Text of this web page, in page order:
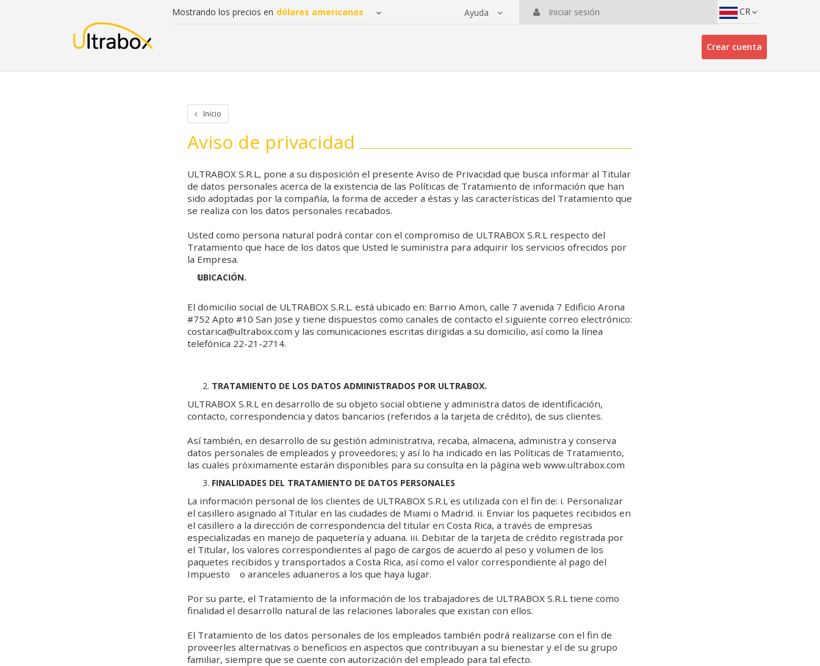
Iniciar Sesion Crear cuenta Rastreo de paquetes Otros servicios
Mostrando los precios en Ayuda Iniciar sesión CR
Crear cuenta
Inicio
Aviso de privacidad
ULTRABOX S.R.L, pone a su disposición el presente Aviso de Privacidad que busca informar al Titular
de datos personales acerca de la existencia de las Políticas de Tratamiento de información que han
sido adoptadas por la compañía, la forma de acceder a éstas y las características del Tratamiento que
se realiza con los datos personales recabados.
Usted como persona natural podrá contar con el compromiso de ULTRABOX S.R.L respecto del
Tratamiento que hace de los datos que Usted le suministra para adquirir los servicios ofrecidos por
la Empresa.
UBICACIÓN.
El domicilio social de ULTRABOX S.R.L. está ubicado en: Barrio Amon, calle 7 avenida 7 Edificio Arona
#752 Apto #10 San Jose y tiene dispuestos como canales de contacto el siguiente correo electrónico:
costarica@ultrabox.com y las comunicaciones escritas dirigidas a su domicilio, así como la línea
telefónica 22-21-2714.
TRATAMIENTO DE LOS DATOS ADMINISTRADOS POR ULTRABOX.
ULTRABOX S.R.L en desarrollo de su objeto social obtiene y administra datos de identificación,
contacto, correspondencia y datos bancarios (referidos a la tarjeta de crédito), de sus clientes.
Así también, en desarrollo de su gestión administrativa, recaba, almacena, administra y conserva
datos personales de empleados y proveedores; y así lo ha indicado en las Políticas de Tratamiento,
las cuales próximamente estarán disponibles para su consulta en la página web www.ultrabox.com
FINALIDADES DEL TRATAMIENTO DE DATOS PERSONALES
La información personal de los clientes de ULTRABOX S.R.L es utilizada con el fin de: i. Personalizar
el casillero asignado al Titular en las ciudades de Miami o Madrid. ii. Enviar los paquetes recibidos en
el casillero a la dirección de correspondencia del titular en Costa Rica, a través de empresas
especializadas en manejo de paquetería y aduana. iii. Debitar de la tarjeta de crédito registrada por
el Titular, los valores correspondientes al pago de cargos de acuerdo al peso y volumen de los
paquetes recibidos y transportados a Costa Rica, así como el valor correspondiente al pago del
Impuesto o aranceles aduaneros a los que haya lugar.
Por su parte, el Tratamiento de la información de los trabajadores de ULTRABOX S.R.L tiene como
finalidad el desarrollo natural de las relaciones laborales que existan con ellos.
El Tratamiento de los datos personales de los empleados también podrá realizarse con el fin de
proveerles alternativas o beneficios en aspectos que contribuyan a su bienestar y el de su grupo
familiar, siempre que se cuente con autorización del empleado para tal efecto.